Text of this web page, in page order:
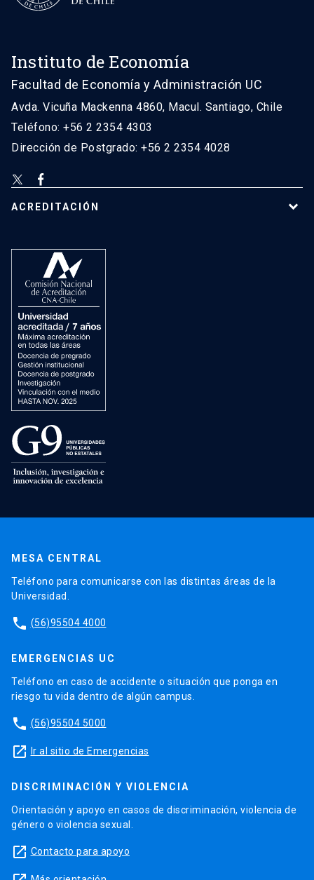
Instituto de Economía
Facultad de Economía y Administración UC
Avda. Vicuña Mackenna 4860, Macul. Santiago, Chile
Teléfono: +56 2 2354 4303
Dirección de Postgrado: +56 2 2354 4028
ACREDITACIÓN
MESA CENTRAL
Teléfono para comunicarse con las distintas áreas de la
Universidad.
phone (56)95504 4000
EMERGENCIAS UC
Teléfono en caso de accidente o situación que ponga en
riesgo tu vida dentro de algún campus.
phone (56)95504 5000
launch Ir al sitio de Emergencias
DISCRIMINACIÓN Y VIOLENCIA
Orientación y apoyo en casos de discriminación, violencia de
género o violencia sexual.
launch Contacto para apoyo